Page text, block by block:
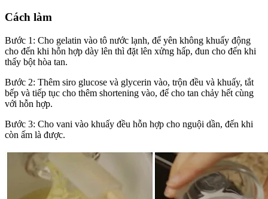
Cách làm
Bước 1: Cho gelatin vào tô nước lạnh, để yên không khuấy động
cho đến khi hỗn hợp dày lên thì đặt lên xửng hấp, đun cho đến khi
thấy bột hòa tan.
Bước 2: Thêm siro glucose và glycerin vào, trộn đều và khuấy, tắt
bếp và tiếp tục cho thêm shortening vào, để cho tan chảy hết cùng
với hỗn hợp.
Bước 3: Cho vani vào khuấy đều hỗn hợp cho nguội dần, đến khi
còn ấm là được.